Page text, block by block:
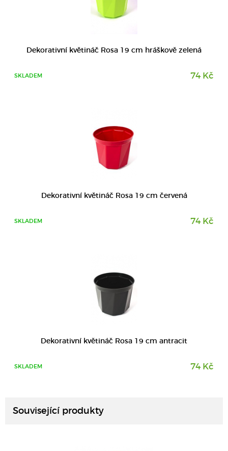
Dekorativní květináč Rosa 19 cm hráškově zelená
SKLADEM 74 Kč
Dekorativní květináč Rosa 19 cm červená
SKLADEM 74 Kč
Dekorativní květináč Rosa 19 cm antracit
SKLADEM 74 Kč
Související produkty